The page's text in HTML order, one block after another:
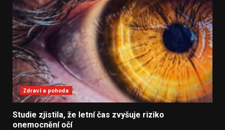
Zdraví a pohoda
Studie zjistila, že letní čas zvyšuje riziko
onemocnění očí